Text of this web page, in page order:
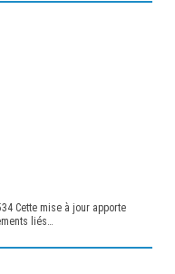
Cette mise à jour apporte
liés…